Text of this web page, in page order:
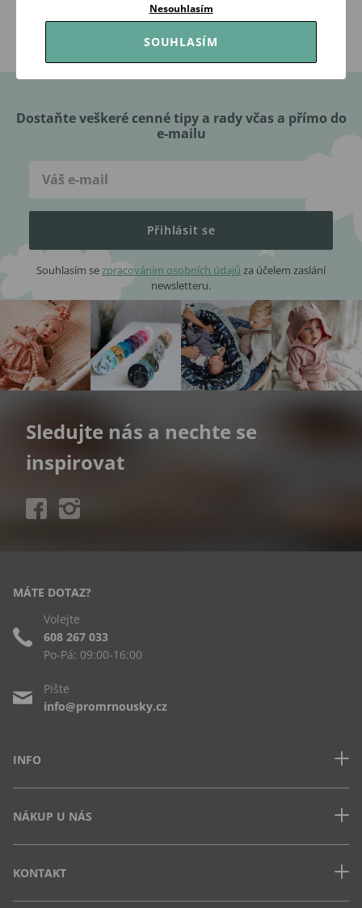
Volejte Po-Pá: 09:00-16:00
98 % našich zákazníků
Dostaňte veškeré cenné tipy a rady včas a přímo do
e-mailu
Přihlásit se
Souhlasím sezpracováním osobních údajů za účelem zaslání
newsletteru.
Sledujte nás a nechte se
inspirovat
INFO
Často kladené dotazy
Obchodní podmínky
Ochrana osobních údajů
NÁKUP U NÁS
Jak uplatnit slevový kód
Vrácení zboží a výměna
KONTAKT
MÁTE DOTAZ?
Volejte
608 267 033
Po-Pá: 09:00-16:00
Pište
info@promrnousky.cz
Nesouhlasím
SOUHLASÍM